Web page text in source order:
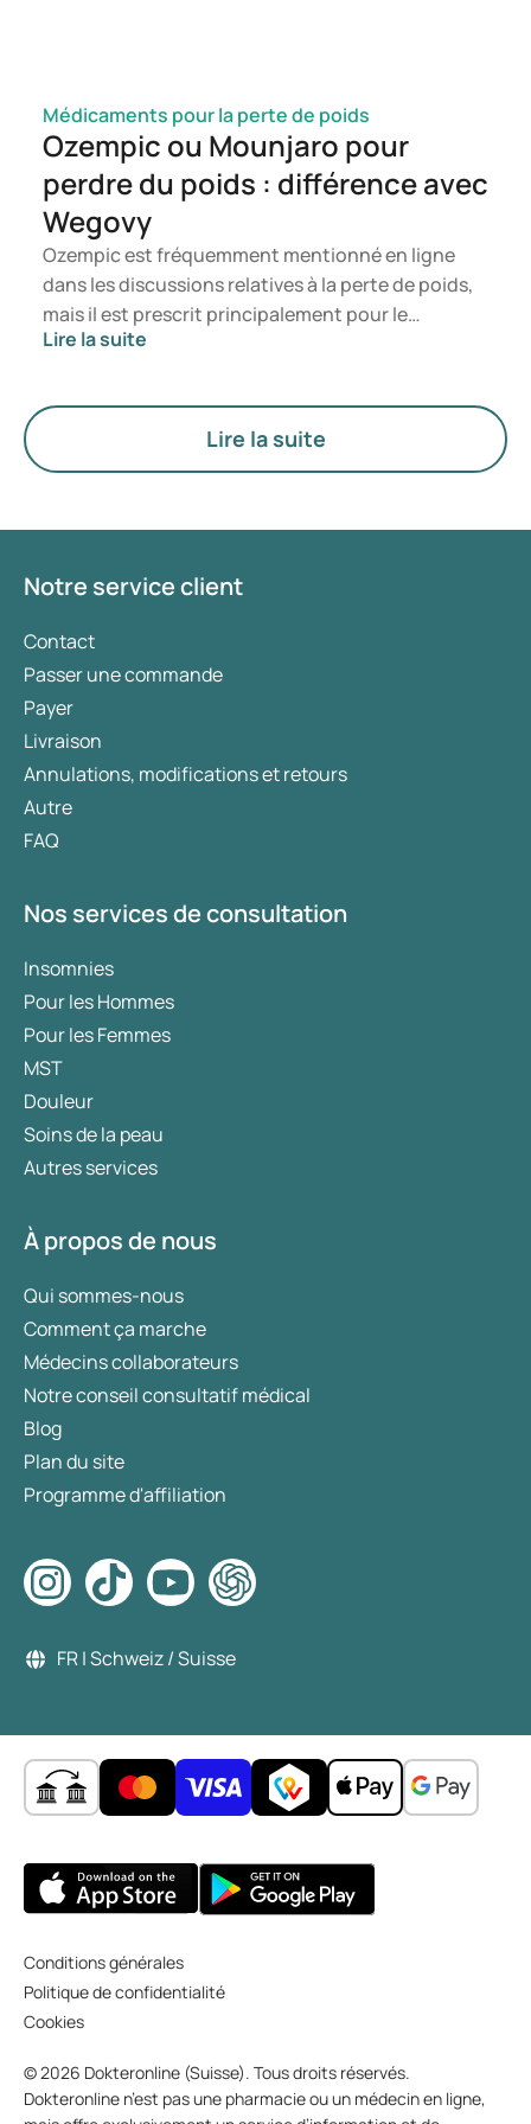
Médicaments pour la perte de poids
Ozempic ou Mounjaro pour
perdre du poids : différence avec
Wegovy
Ozempic est fréquemment mentionné en ligne
dans les discussions relatives à la perte de poids,
mais il est prescrit principalement pour le
traitement du diabète de type 2. Si vous
à la gestion du poids, des médicaments tels que
Mounjaro et Wegovy sont généralement
privilégiés. Le choix du traitement le plus adapté
d’utilisation de médicaments.
Lire la suite
Lire la suite
Notre service client
Contact
Passer une commande
Payer
Livraison
Annulations, modifications et retours
Autre
FAQ
Nos services de consultation
Insomnies
Pour les Hommes
Pour les Femmes
MST
Douleur
Soins de la peau
Autres services
À propos de nous
Qui sommes-nous
Comment ça marche
Médecins collaborateurs
Notre conseil consultatif médical
Blog
Plan du site
Programme d'affiliation
FR | Schweiz / Suisse
Conditions générales
Politique de confidentialité
Cookies
© 2026 Dokteronline (Suisse). Tous droits réservés.
Dokteronline n’est pas une pharmacie ou un médecin en ligne,